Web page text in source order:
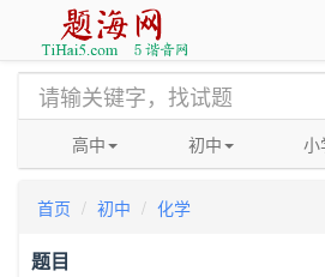
高中 初中 小
首页 初中 化学
题目